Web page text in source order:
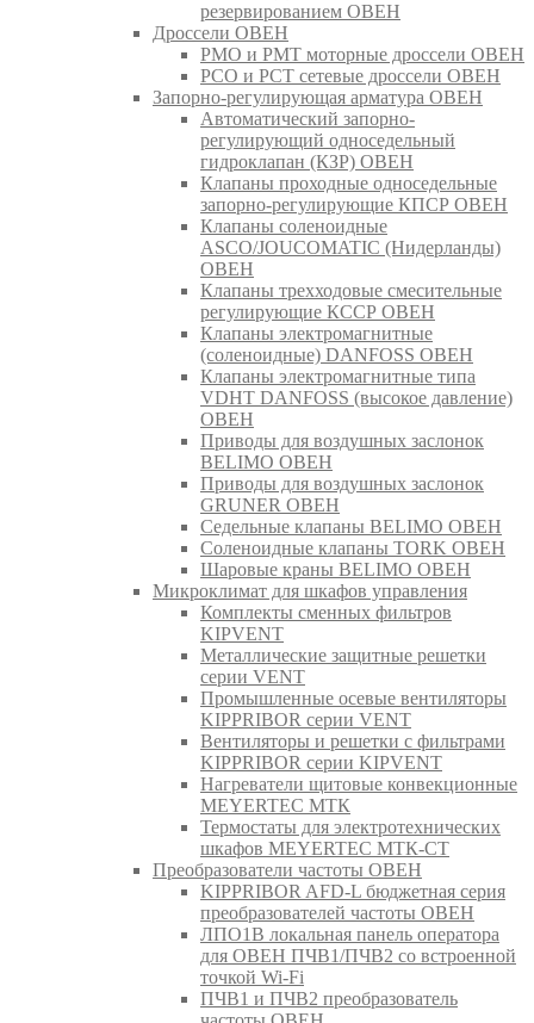
резервированием ОВЕН
Дроссели ОВЕН
РМО и РМТ моторные дроссели ОВЕН
РСО и РСТ сетевые дроссели ОВЕН
Запорно-регулирующая арматура ОВЕН
Автоматический запорно-
регулирующий односедельный
гидроклапан (КЗР) ОВЕН
Клапаны проходные односедельные
запорно-регулирующие КПСР ОВЕН
Клапаны соленоидные
ASCO/JOUCOMATIC (Нидерланды)
ОВЕН
Клапаны трехходовые смесительные
регулирующие КССР ОВЕН
Клапаны электромагнитные
(соленоидные) DANFOSS ОВЕН
Клапаны электромагнитные типа
VDHT DANFOSS (высокое давление)
ОВЕН
Приводы для воздушных заслонок
BELIMO ОВЕН
Приводы для воздушных заслонок
GRUNER ОВЕН
Седельные клапаны BELIMO ОВЕН
Соленоидные клапаны TORK ОВЕН
Шаровые краны BELIMO ОВЕН
Микроклимат для шкафов управления
Комплекты сменных фильтров
KIPVENT
Металлические защитные решетки
серии VENT
Промышленные осевые вентиляторы
KIPPRIBOR серии VENT
Вентиляторы и решетки с фильтрами
KIPPRIBOR серии KIPVENT
Нагреватели щитовые конвекционные
MEYERTEC МТК
Термостаты для электротехнических
шкафов MEYERTEC МТК-СТ
Преобразователи частоты ОВЕН
KIPPRIBOR AFD-L бюджетная серия
преобразователей частоты ОВЕН
ЛПО1В локальная панель оператора
для ОВЕН ПЧВ1/ПЧВ2 со встроенной
точкой Wi-Fi
ПЧВ1 и ПЧВ2 преобразователь